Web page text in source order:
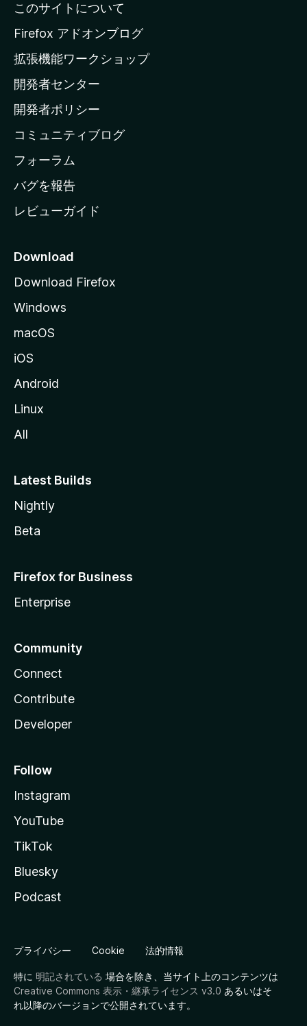
l
a
ホ
ー
ム
ー
ジ
へ
このサイトについて
Firefox アドオンブログ
拡張機能ワークショップ
開発者センター
開発者ポリシー
コミュニティブログ
フォーラム
バグを報告
レビューガイド
Download
Download Firefox
Windows
macOS
iOS
Android
Linux
All
Latest Builds
Nightly
Beta
Firefox for Business
Enterprise
Community
Connect
Contribute
Developer
Follow
Instagram
YouTube
TikTok
Bluesky
Podcast
プライバシー Cookie 法的情報
特に 明記されている 場合を除き、当サイト上のコンテンツは
Creative Commons 表示・継承ライセンス v3.0 あるいはそ
れ以降のバージョンで公開されています。